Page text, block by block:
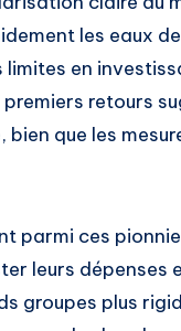
les eaux de
en
retours
que les
parmi ces
leurs dépenses
groupes plus